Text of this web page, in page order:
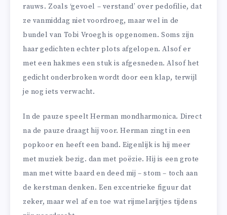
rauws. Zoals ‘gevoel – verstand’ over pedofilie, dat
ze vanmiddag niet voordroeg, maar wel in de
bundel van Tobi Vroegh is opgenomen. Soms zijn
haar gedichten echter plots afgelopen. Alsof er
met een hakmes een stuk is afgesneden. Alsof het
gedicht onderbroken wordt door een klap, terwijl
je nog iets verwacht.
In de pauze speelt Herman mondharmonica. Direct
na de pauze draagt hij voor. Herman zingt in een
popkoor en heeft een band. Eigenlijk is hij meer
met muziek bezig. dan met poëzie. Hij is een grote
man met witte baard en deed mij – stom – toch aan
de kerstman denken. Een excentrieke figuur dat
zeker, maar wel af en toe wat rijmelarijtjes tijdens